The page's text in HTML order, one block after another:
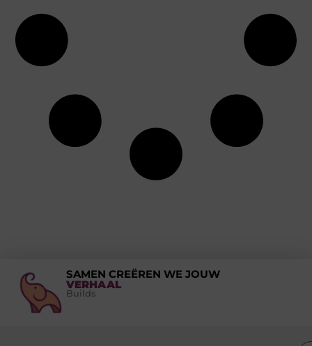
SAMEN CREËREN WE JOUW
VERHAAL
Builds